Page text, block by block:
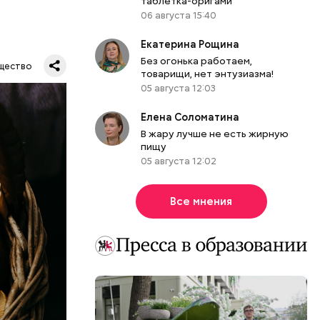
06 августа 15:40
Екатерина Рощина
Без огонька работаем,
товарищи, нет энтузиазма!
05 августа 12:03
Елена Соломатина
В жару лучше не есть жирную
пищу
05 августа 12:02
Все мнения